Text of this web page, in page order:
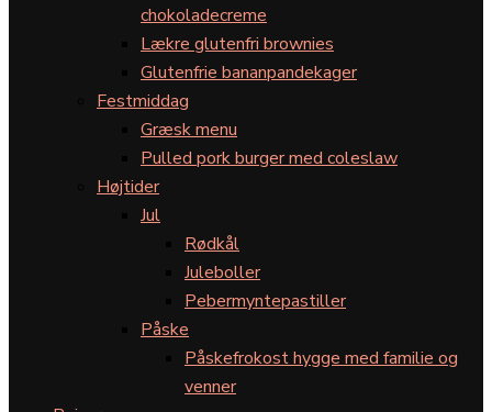
chokoladecreme
Lækre glutenfri brownies
Glutenfrie bananpandekager
Festmiddag
Græsk menu
Pulled pork burger med coleslaw
Højtider
Jul
Rødkål
Juleboller
Pebermyntepastiller
Påske
Påskefrokost hygge med familie og
venner